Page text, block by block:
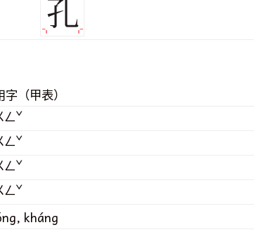
字（甲表）
ㄥˇ
ㄥˇ
ㄥˇ
ㄥˇ
kháng